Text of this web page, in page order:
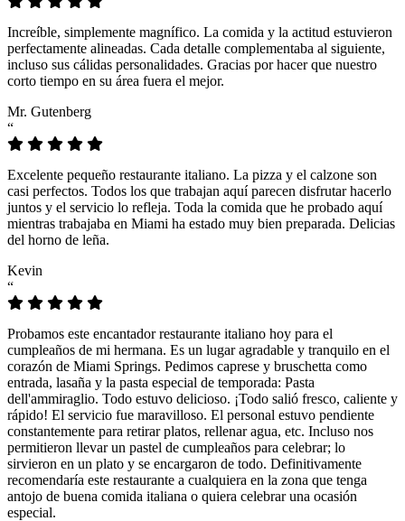
Increíble, simplemente magnífico. La comida y la actitud estuvieron
perfectamente alineadas. Cada detalle complementaba al siguiente,
incluso sus cálidas personalidades. Gracias por hacer que nuestro
corto tiempo en su área fuera el mejor.
Mr. Gutenberg
“
Excelente pequeño restaurante italiano. La pizza y el calzone son
casi perfectos. Todos los que trabajan aquí parecen disfrutar hacerlo
juntos y el servicio lo refleja. Toda la comida que he probado aquí
mientras trabajaba en Miami ha estado muy bien preparada. Delicias
del horno de leña.
Kevin
“
Probamos este encantador restaurante italiano hoy para el
cumpleaños de mi hermana. Es un lugar agradable y tranquilo en el
corazón de Miami Springs. Pedimos caprese y bruschetta como
entrada, lasaña y la pasta especial de temporada: Pasta
dell'ammiraglio. Todo estuvo delicioso. ¡Todo salió fresco, caliente y
rápido! El servicio fue maravilloso. El personal estuvo pendiente
constantemente para retirar platos, rellenar agua, etc. Incluso nos
permitieron llevar un pastel de cumpleaños para celebrar; lo
sirvieron en un plato y se encargaron de todo. Definitivamente
recomendaría este restaurante a cualquiera en la zona que tenga
antojo de buena comida italiana o quiera celebrar una ocasión
especial.